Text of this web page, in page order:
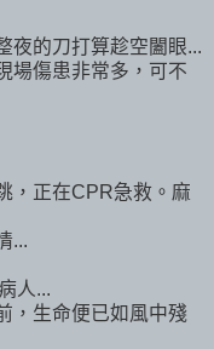
夜的刀打算趁空闔眼...
場傷患非常多，可不
，正在CPR急救。麻
...
人...
，生命便已如風中殘